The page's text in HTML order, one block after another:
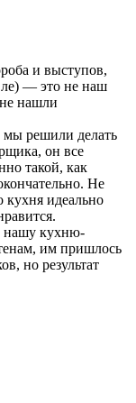
и выступов,
— это не наш
нашли
мы решили делать
он все
такой, как
Не
кухня идеально
нашу кухню-
им пришлось
но результат